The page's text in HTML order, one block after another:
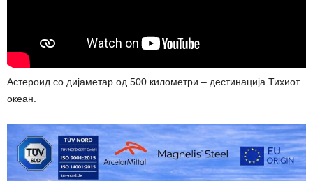
Астероид со дијаметар од 500 километри – дестинација Тихиот
океан.